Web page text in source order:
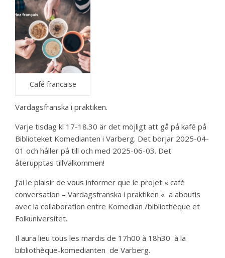
Café francaise
Vardagsfranska i praktiken.
Varje tisdag kl 17-18.30 är det möjligt att gå på kafé på
Biblioteket Komedianten i Varberg. Det börjar 2025-04-
01 och håller på till och med 2025-06-03. Det
återupptas tillVälkommen!
J’ai le plaisir de vous informer que le projet « café
conversation – Vardagsfranska i praktiken « a aboutis
avec la collaboration entre Komedian /bibliothèque et
Folkuniversitet.
Il aura lieu tous les mardis de 17h00 à 18h30 à la
bibliothèque-komedianten de Varberg.